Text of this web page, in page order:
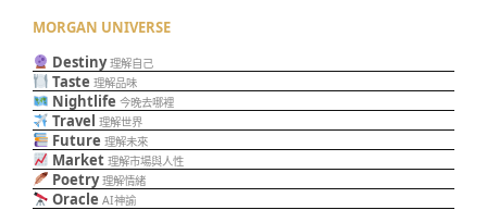
MORGAN UNIVERSE
Destiny 理解自己
Taste 理解品味
Nightlife 今晚去哪裡
Travel 理解世界
Future 理解未來
Market 理解市場與人性
Poetry 理解情緒
Oracle AI神諭